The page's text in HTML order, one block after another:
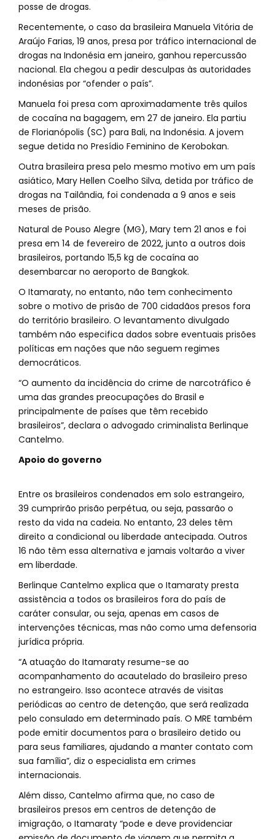
posse de drogas.
Recentemente, o caso da brasileira Manuela Vitória de
Araújo Farias, 19 anos, presa por tráfico internacional de
drogas na Indonésia em janeiro, ganhou repercussão
nacional. Ela chegou a pedir desculpas às autoridades
indonésias por “ofender o país”.
Manuela foi presa com aproximadamente três quilos
de cocaína na bagagem, em 27 de janeiro. Ela partiu
de Florianópolis (SC) para Bali, na Indonésia. A jovem
segue detida no Presídio Feminino de Kerobokan.
Outra brasileira presa pelo mesmo motivo em um país
asiático, Mary Hellen Coelho Silva, detida por tráfico de
drogas na Tailândia, foi condenada a 9 anos e seis
meses de prisão.
Natural de Pouso Alegre (MG), Mary tem 21 anos e foi
presa em 14 de fevereiro de 2022, junto a outros dois
brasileiros, portando 15,5 kg de cocaína ao
desembarcar no aeroporto de Bangkok.
O Itamaraty, no entanto, não tem conhecimento
sobre o motivo de prisão de 700 cidadãos presos fora
do território brasileiro. O levantamento divulgado
também não especifica dados sobre eventuais prisões
políticas em nações que não seguem regimes
democráticos.
“O aumento da incidência do crime de narcotráfico é
uma das grandes preocupações do Brasil e
principalmente de países que têm recebido
brasileiros”, declara o advogado criminalista Berlinque
Cantelmo.
Apoio do governo
Entre os brasileiros condenados em solo estrangeiro,
39 cumprirão prisão perpétua, ou seja, passarão o
resto da vida na cadeia. No entanto, 23 deles têm
direito a condicional ou liberdade antecipada. Outros
16 não têm essa alternativa e jamais voltarão a viver
em liberdade.
Berlinque Cantelmo explica que o Itamaraty presta
assistência a todos os brasileiros fora do país de
caráter consular, ou seja, apenas em casos de
intervenções técnicas, mas não como uma defensoria
jurídica própria.
“A atuação do Itamaraty resume-se ao
acompanhamento do acautelado do brasileiro preso
no estrangeiro. Isso acontece através de visitas
periódicas ao centro de detenção, que será realizada
pelo consulado em determinado país. O MRE também
pode emitir documentos para o brasileiro detido ou
para seus familiares, ajudando a manter contato com
sua família”, diz o especialista em crimes
internacionais.
Além disso, Cantelmo afirma que, no caso de
brasileiros presos em centros de detenção de
imigração, o Itamaraty “pode e deve providenciar